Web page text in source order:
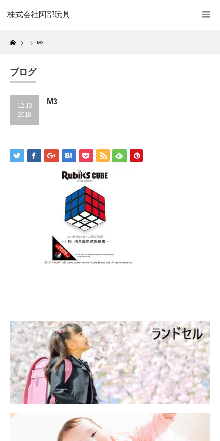
株式会社阿部玩具
Home
M3
ブログ
12.13
2018
M3